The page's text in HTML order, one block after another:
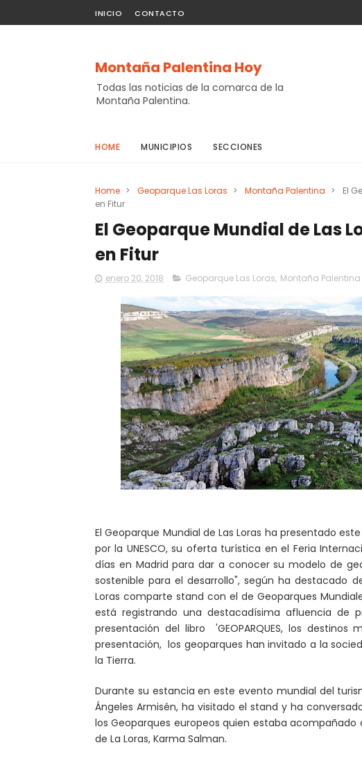
INICIO CONTACTO
Montaña Palentina Hoy
Todas las noticias de la comarca de la
Montaña Palentina.
HOME MUNICIPIOS SECCIONES
Home > Geoparque Las Loras > Montaña Palentina >
El
en Fitur
El Geoparque Mundial de Las
en Fitur
enero 20, 2018 Geoparque Las Loras, Montaña Palentina
El Geoparque Mundial de Las Loras ha presentado
por la UNESCO, su oferta turística en el Feria
días en Madrid para dar a conocer su modelo de
sostenible para el desarrollo", según ha destacado
Loras comparte stand con el de Geoparques
está registrando una destacadísima afluencia de
presentación del libro 'GEOPARQUES, los
presentación, los geoparques han invitado a la
la Tierra.
Durante su estancia en este evento mundial del
Ángeles Armisén, ha visitado el stand y ha
los Geoparques europeos quien estaba
de La Loras, Karma Salman.